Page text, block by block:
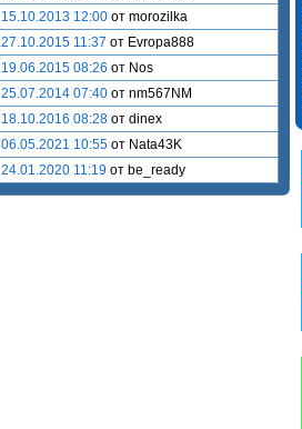
15.10.2013 12:00 от morozilka
27.10.2015 11:37 от Evropa888
19.06.2015 08:26 от Nos
25.07.2014 07:40 от nm567NM
18.10.2016 08:28 от dinex
06.05.2021 10:55 от Nata43K
24.01.2020 11:19 от be_ready